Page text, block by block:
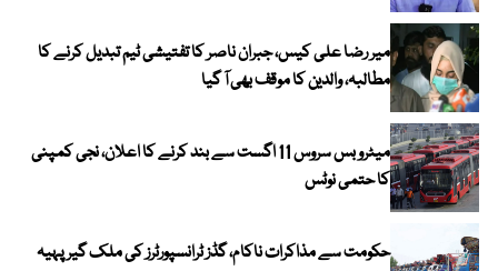
میر رضا علی کیس، جبران ناصر کا تفتیشی ٹیم تبدیل کرنے کا
مطالبہ، والدین کا موقف بھی آ گیا
میٹرو بس سروس 11 اگست سے بند کرنے کا اعلان، نجی کمپنی
کا حتمی نوٹس
حکومت سے مذاکرات ناکام، گڈز ٹرانسپورٹرز کی ملک گیر پہیہ